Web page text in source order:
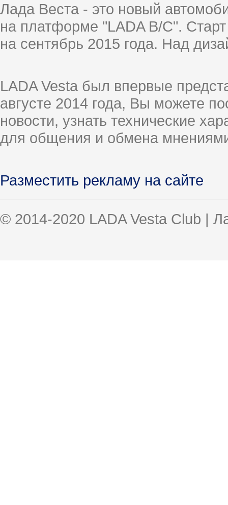
Лада Веста - это новый
на платформе "LADA B/C".
на сентябрь 2015 года. Над
LADA Vesta был впервые
августе 2014 года, Вы можете
новости, узнать технические
для общения и обмена
Разместить рекламу на сайте
© 2014-2020 LADA Vesta Club |